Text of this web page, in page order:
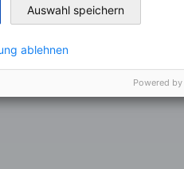
Auswahl speichern
ablehnen
Powered by